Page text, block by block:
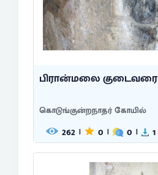
பிரான்மலை குடைவரை
கொடுங்குன்றநாதர் கோயில்
262 | 0 | 0 | 1